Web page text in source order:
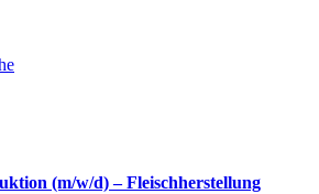
(m/w/d) – Fleischherstellung